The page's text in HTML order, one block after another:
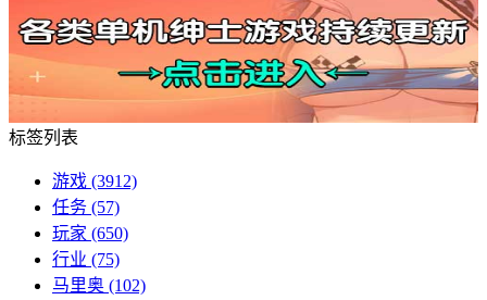
标签列表
游戏 (3912)
任务 (57)
玩家 (650)
行业 (75)
马里奥 (102)